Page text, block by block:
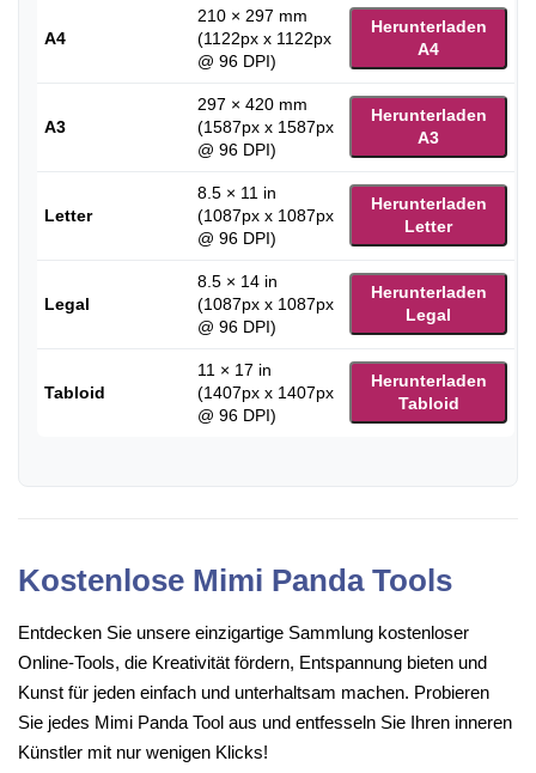
A4
210 × 297 mm
(1122px x 1122px
@ 96 DPI)
Herunterladen
A4
A3
297 × 420 mm
(1587px x 1587px
@ 96 DPI)
Herunterladen
A3
Letter
8.5 × 11 in
(1087px x 1087px
@ 96 DPI)
Herunterladen
Letter
Legal
8.5 × 14 in
(1087px x 1087px
@ 96 DPI)
Herunterladen
Legal
Tabloid
11 × 17 in
(1407px x 1407px
@ 96 DPI)
Herunterladen
Tabloid
Kostenlose Mimi Panda Tools
Entdecken Sie unsere einzigartige Sammlung kostenloser
Online-Tools, die Kreativität fördern, Entspannung bieten und
Kunst für jeden einfach und unterhaltsam machen. Probieren
Sie jedes Mimi Panda Tool aus und entfesseln Sie Ihren inneren
Künstler mit nur wenigen Klicks!